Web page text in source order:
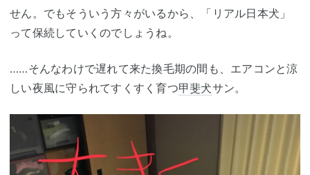
せん。でもそういう方々がいるから、「リアル日本犬」
って保続していくのでしょうね。
……そんなわけで遅れて来た換毛期の間も、エアコンと涼
しい夜風に守られてすくすく育つ甲斐犬サン。